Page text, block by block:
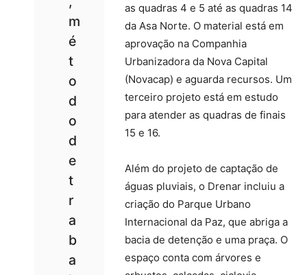
m
é
t
o
d
o
d
e
t
r
a
b
a
as quadras 4 e 5 até as quadras 14
da Asa Norte. O material está em
aprovação na Companhia
Urbanizadora da Nova Capital
(Novacap) e aguarda recursos. Um
terceiro projeto está em estudo
para atender as quadras de finais
15 e 16.
Além do projeto de captação de
águas pluviais, o Drenar incluiu a
criação do Parque Urbano
Internacional da Paz, que abriga a
bacia de detenção e uma praça. O
espaço conta com árvores e